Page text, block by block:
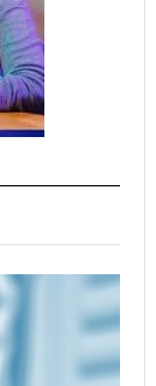
SEGMENT